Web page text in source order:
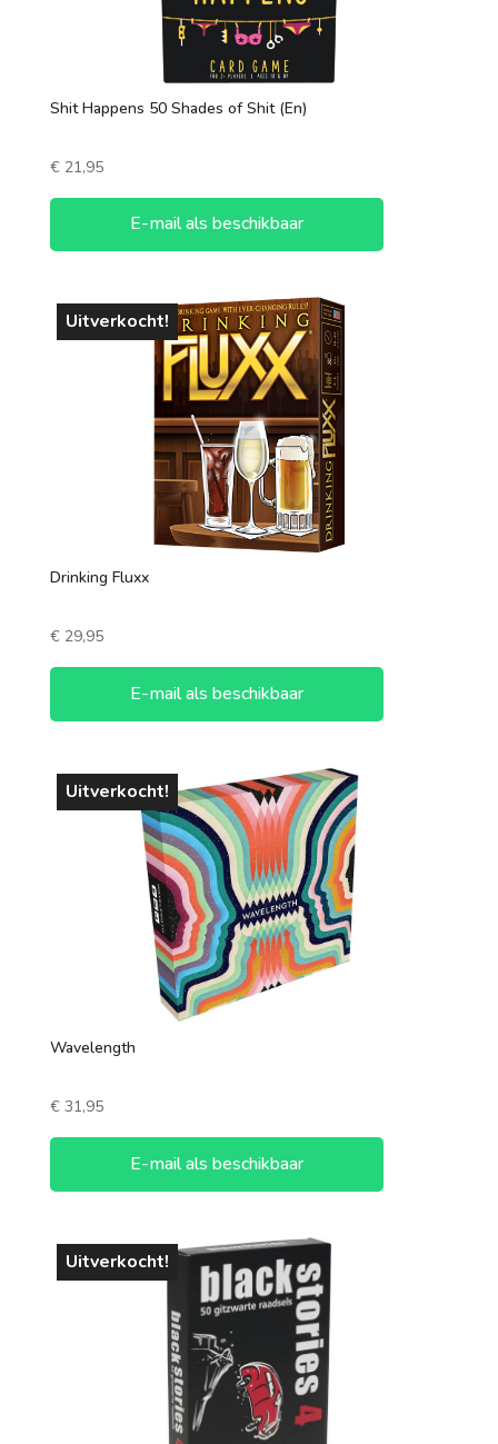
Shit Happens 50 Shades of Shit (En)
€21,95
E-mail als beschikbaar
Uitverkocht!
Drinking Fluxx
€29,95
E-mail als beschikbaar
Uitverkocht!
Wavelength
€31,95
E-mail als beschikbaar
Uitverkocht!